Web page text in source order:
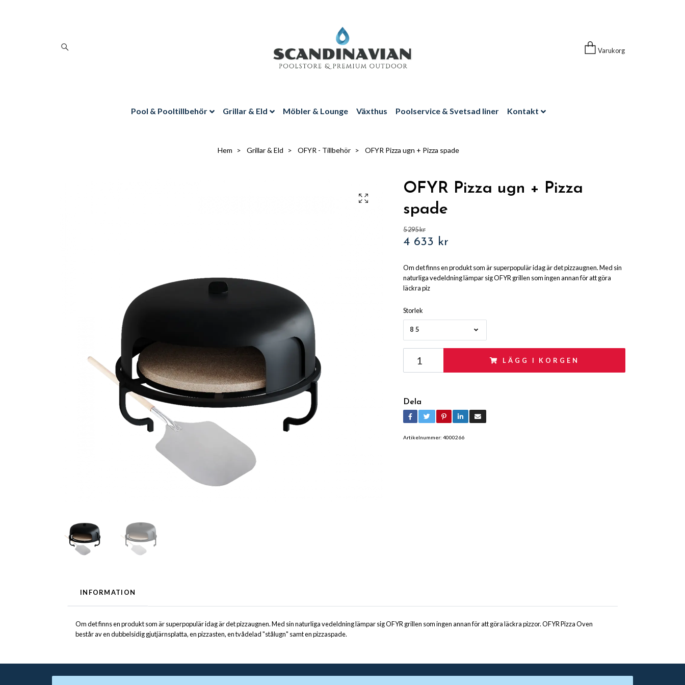
Varukorg
Pool & Pooltillbehör Grillar & Eld Möbler & Lounge Växthus Poolservice & Svetsad liner Kontakt
Hem Grillar & Eld OFYR - Tillbehör OFYR Pizza ugn + Pizza spade
OFYR Pizza ugn + Pizza
spade
5 295 kr
4 633 kr
Om det finns en produkt som är superpopulär idag är det pizzaugnen. Med sin
naturliga vedeldning lämpar sig OFYR grillen som ingen annan för att göra
läckra piz
Storlek
85
LÄGG I KORGEN
Dela
Artikelnummer: 4000266
INFORMATION
Om det finns en produkt som är superpopulär idag är det pizzaugnen. Med sin naturliga vedeldning lämpar sig OFYR grillen som ingen annan för att göra läckra pizzor. OFYR Pizza Oven
består av en dubbelsidig gjutjärnsplatta, en pizzasten, en tvådelad "stålugn" samt en pizzaspade.